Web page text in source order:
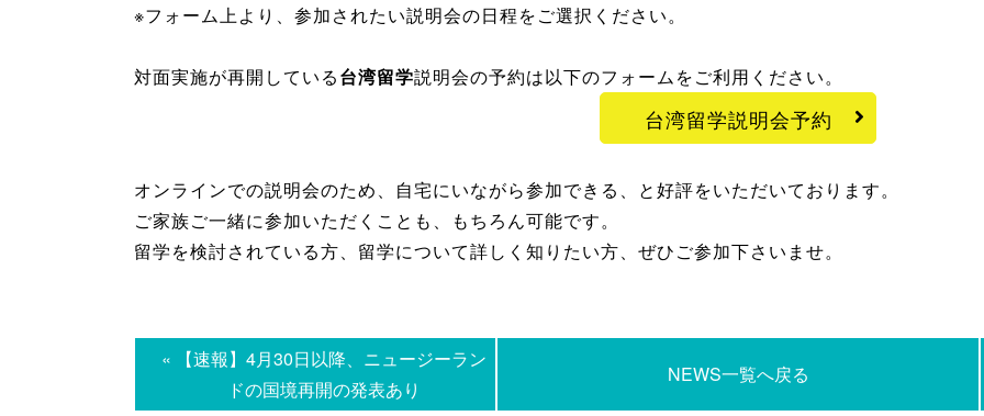
※フォーム上より、参加されたい説明会の日程をご選択ください。
対面実施が再開している台湾留学説明会の予約は以下のフォームをご利用ください。
台湾留学説明会予約
オンラインでの説明会のため、自宅にいながら参加できる、と好評をいただいております。
ご家族ご一緒に参加いただくことも、もちろん可能です。
留学を検討されている方、留学について詳しく知りたい方、ぜひご参加下さいませ。
« 【速報】4月30日以降、ニュージーラン
ドの国境再開の発表あり
NEWS一覧へ戻る